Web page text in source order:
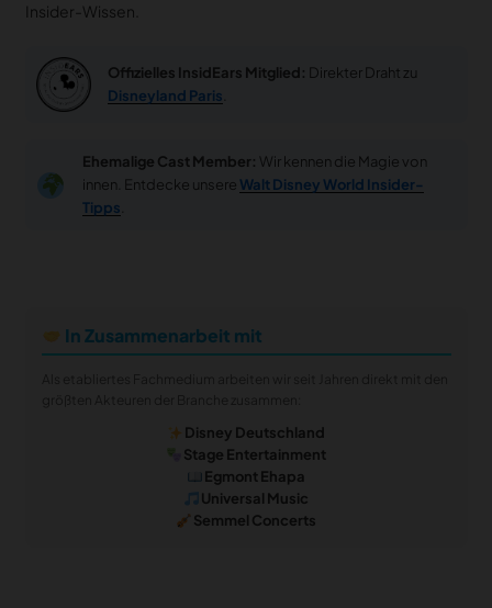
Insider-Wissen.
Offizielles InsidEars Mitglied: Direkter Draht zu
Disneyland Paris
Ehemalige Cast Member: Wir kennen die Magie von
innen. Entdecke unsere Walt Disney World Insider-
Tipps
In Zusammenarbeit mit
Disney Deutschland
Stage Entertainment
Egmont Ehapa
Universal Music
Semmel Concerts